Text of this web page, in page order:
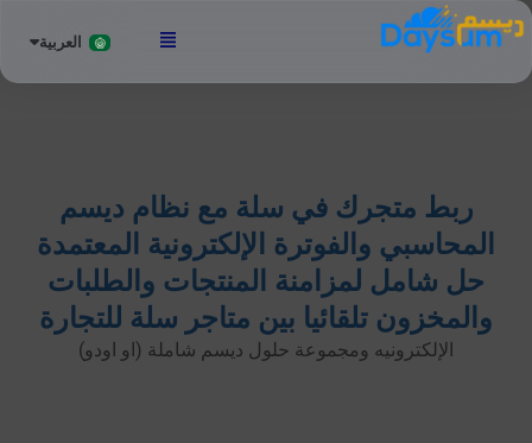
العربيةEnglish
ربط متجرك في سلة مع نظام ديسم
المحاسبي والفوترة الإلكترونية المعتمدة
حل شامل لمزامنة المنتجات والطلبات
والمخزون تلقائيا بين متاجر سلة للتجارة
الإلكترونيه ومجموعة حلول ديسم شاملة (او اودو)